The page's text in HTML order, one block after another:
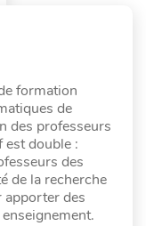
formation
de
des professeurs
est double :
des
de la recherche
apporter des